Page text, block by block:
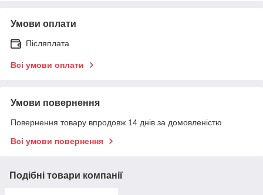
Умови оплати
Післяплата
Всі умови оплати
Умови повернення
Повернення товару впродовж 14 днів за домовленістю
Всі умови повернення
Подібні товари компанії